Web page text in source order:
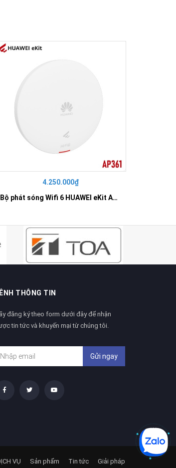
4.250.000₫
Bộ phát sóng Wifi 6 HUAWEI eKit AP361
THÔNG TIN
đăng ký theo form dưới đây để nhận
tin tức và khuyến mại từ chúng tôi.
Gửi ngay
VỤ Sản phẩm Tin tức Giải pháp